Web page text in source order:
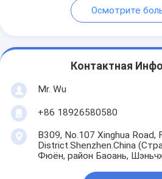
Осмотрите
Контактная
Mr. Wu
+86 18926580580
B309, No.107 Xinghua Road,
District.Shenzhen.China
Фюён, район Баоань,